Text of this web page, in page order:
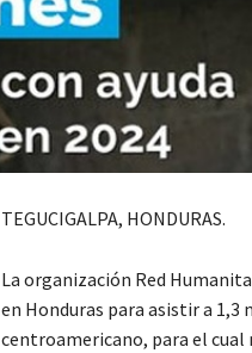
TEGUCIGALPA, HONDURAS.
La organización Red
en Honduras para asistir a 1,3
centroamericano, para el cual